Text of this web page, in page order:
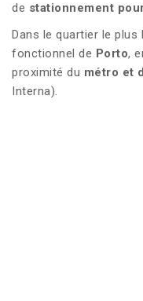
de stationnement
Dans le quartier le
fonctionnel de Porto,
proximité du métro et
Interna).